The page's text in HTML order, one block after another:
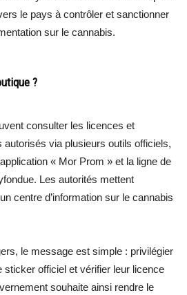
le pays à contrôler et sanctionner
sur le cannabis.
?
consulter les licences et
via plusieurs outils officiels,
« Mor Prom » et la ligne de
Les autorités mettent
centre d’information sur le cannabis
le message est simple : privilégier
sticker officiel et vérifier leur licence
souhaite ainsi rendre le